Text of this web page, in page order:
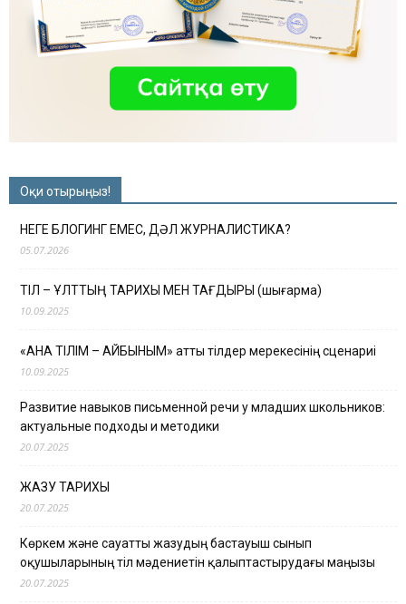
Оқи отырыңыз!
НЕГЕ БЛОГИНГ ЕМЕС, ДӘЛ ЖУРНАЛИСТИКА?
05.07.2026
ТІЛ – ҰЛТТЫҢ ТАРИХЫ МЕН ТАҒДЫРЫ (шығарма)
10.09.2025
«АНА ТІЛІМ – АЙБЫНЫМ» атты тілдер мерекесінің сценариі
10.09.2025
Развитие навыков письменной речи у младших школьников:
актуальные подходы и методики
20.07.2025
ЖАЗУ ТАРИХЫ
20.07.2025
Көркем және сауатты жазудың бастауыш сынып
оқушыларының тіл мәдениетін қалыптастырудағы маңызы
20.07.2025